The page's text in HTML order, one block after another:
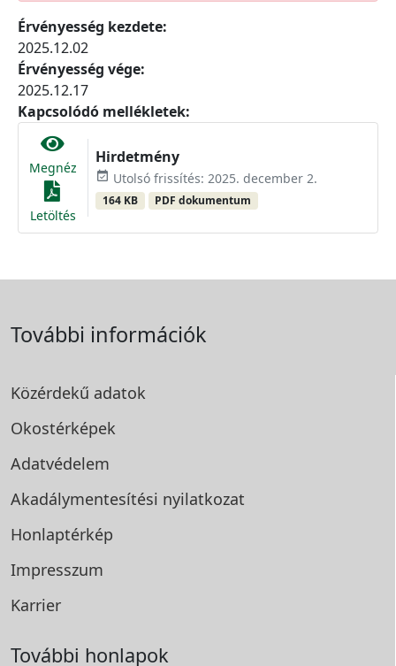
Érvényesség kezdete:
2025.12.02
Érvényesség vége:
2025.12.17
Kapcsolódó mellékletek:
Megnéz
Letöltés
Hirdetmény
event_available Utolsó frissítés: 2025. december 2.
164 KB PDF dokumentum
További információk
Közérdekű adatok
Okostérképek
Adatvédelem
Akadálymentesítési nyilatkozat
Honlaptérkép
Impresszum
Karrier
További honlapok